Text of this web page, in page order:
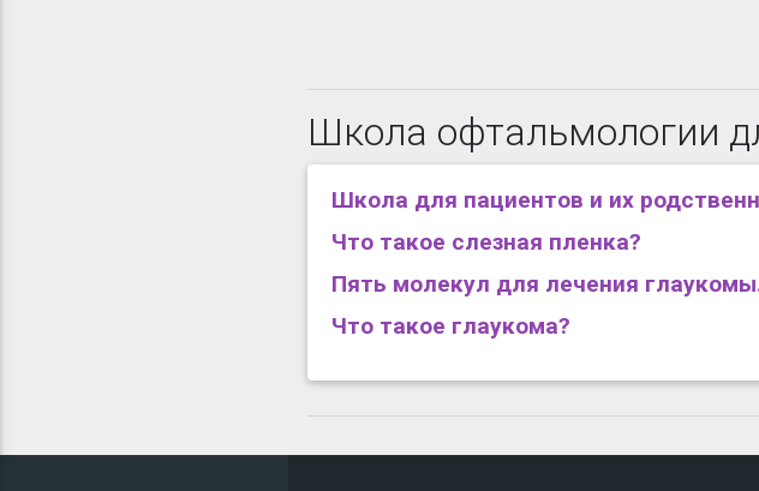
Школа офтальмологии
Школа для пациентов и их
Что такое слезная пленка?
Пять молекул для лечения
Что такое глаукома?